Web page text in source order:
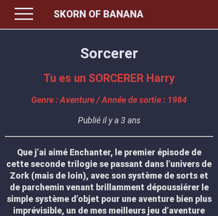
menu SKORN OF BANANA
Sorcerer
Tu es un SORCERER Harry
Genre : Aventure / Année de sortie : 1984
Publié il y a 3 ans
Que j’ai aimé Enchanter, le premier épisode de
cette seconde trilogie se passant dans l’univers de
Zork (mais de loin), avec son système de sorts et
de parchemin venant brillamment dépoussiérer le
simple système d’objet pour une aventure bien plus
imprévisible, un de mes meilleurs jeu d’aventure